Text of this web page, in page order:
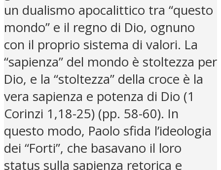
un dualismo apocalittico tra “questo
mondo” e il regno di Dio, ognuno
con il proprio sistema di valori. La
“sapienza” del mondo è stoltezza per
Dio, e la “stoltezza” della croce è la
vera sapienza e potenza di Dio (1
Corinzi 1,18-25) (pp. 58-60). In
questo modo, Paolo sfida l’ideologia
dei “Forti”, che basavano il loro
status sulla sapienza retorica e